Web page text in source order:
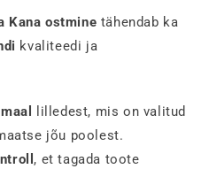
Kana ostmine tähendab ka
kvaliteedi ja
lilledest, mis on valitud
jõu poolest.
, et tagada toote